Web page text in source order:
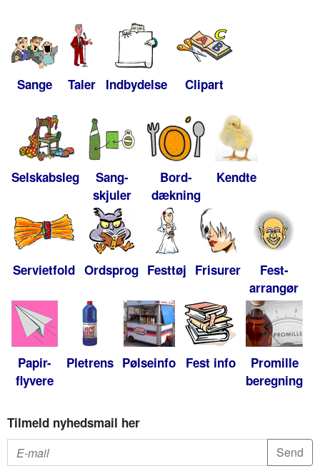
Sange Taler Indbydelse Clipart
Selskabsleg
Sang-
skjuler
Bord-
dækning
Kendte
Servietfold Ordsprog Festtøj Frisurer
Fest-
arrangør
Papir-
flyvere
Pletrens Pølseinfo Fest info
Promille
beregning
Tilmeld nyhedsmail her